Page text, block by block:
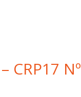
CRP17 Nº